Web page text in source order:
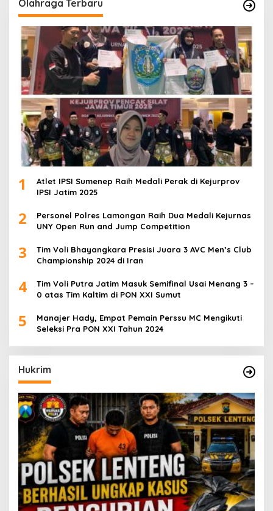
Olahraga Terbaru
1
Atlet IPSI Sumenep Raih Medali Perak di Kejurprov
IPSI Jatim 2025
2
Personel Polres Lamongan Raih Dua Medali Kejurnas
UNY Open Run and Jump Competition
3
Tim Voli Bhayangkara Presisi Juara 3 AVC Men’s Club
Championship 2024 di Iran
4
Tim Voli Putra Jatim Masuk Semifinal Usai Menang 3 –
0 atas Tim Kaltim di PON XXI Sumut
5
Manajer Hady, Empat Pemain Perssu MC Mengikuti
Seleksi Pra PON XXI Tahun 2024
Hukrim